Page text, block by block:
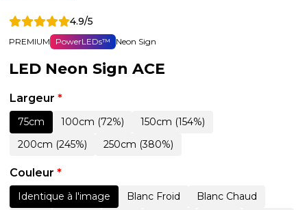
4.9/5
PREMIUM PowerLEDs™ Neon Sign
LED Neon Sign ACE
Largeur *
75cm 100cm (72%)
150cm (154%)
200cm (245%)
250cm (380%)
Couleur *
Identique à l'image Blanc Froid
Blanc Chaud